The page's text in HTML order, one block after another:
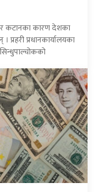
र कटानका कारण देशका
प्रधानकार्यालयका